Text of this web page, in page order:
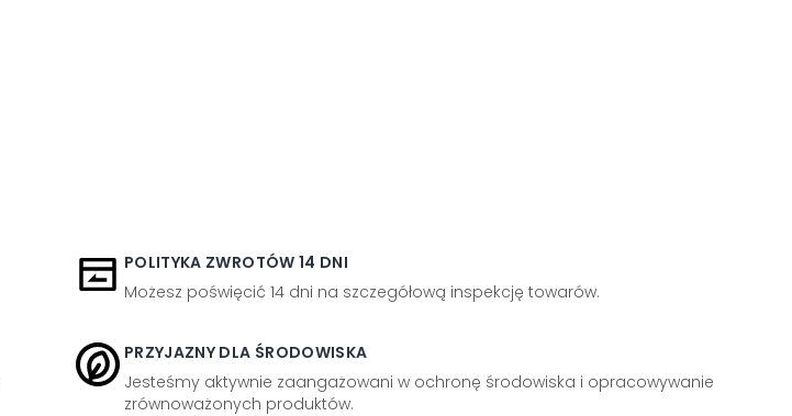
POLITYKA ZWROTÓW 14 DNI
Możesz poświęcić 14 dni na szczegółową inspekcję towarów.
PRZYJAZNY DLA ŚRODOWISKA
Jesteśmy aktywnie zaangażowani w ochronę środowiska i opracowywanie
zrównoważonych produktów.